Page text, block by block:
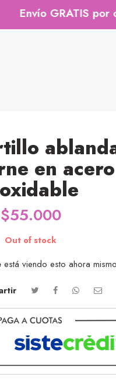
GRATIS por
en acero
$55.000
Out of stock
está viendo esto ahora mismo